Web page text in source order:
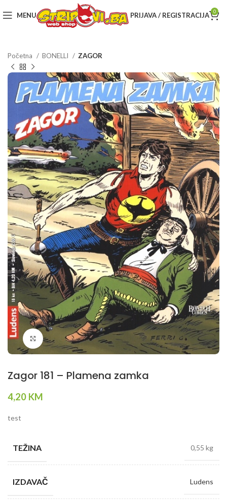
MENU PRIJAVA / REGISTRACIJA 0
Početna BONELLI ZAGOR
Klikni da povečaš
Zagor 181 – Plamena zamka
4,20 KM
test
TEŽINA 0,55 kg
IZDAVAČ Ludens